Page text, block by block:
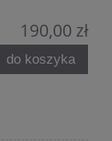
190,00 zł
do koszyka